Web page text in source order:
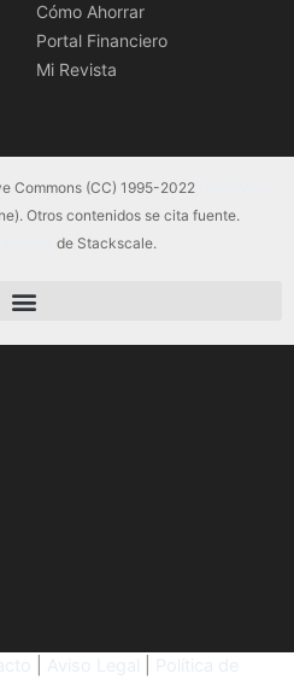
Cómo Ahorrar
Portal Financiero
Mi Revista
Commons (CC) 1995-2022
Otros contenidos se cita fuente.
de Stackscale.